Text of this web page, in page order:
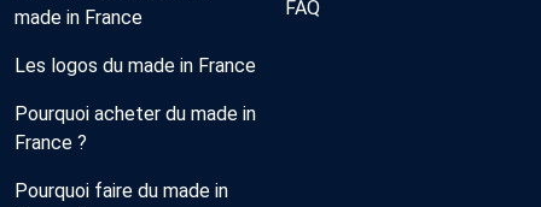
made in France
Les logos du made in France
Pourquoi acheter du made in
France ?
Pourquoi faire du made in
FAQ